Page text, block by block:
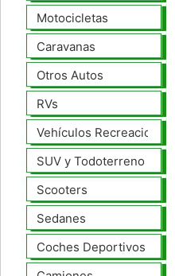
Motocicletas
Caravanas
Otros Autos
RVs
Vehículos Recreacionales
SUV y Todoterreno
Scooters
Sedanes
Coches Deportivos